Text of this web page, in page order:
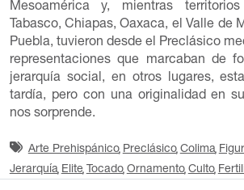
Mesoamérica y, mientras
Tabasco, Chiapas, Oaxaca, el Valle de
Puebla, tuvieron desde el Preclásico
representaciones que marcaban de
jerarquía social, en otros lugares,
tardía, pero con una originalidad en
nos sorprende.
Arte Prehispánico Preclásico Colima
Jerarquía Elite Tocado Ornamento Culto